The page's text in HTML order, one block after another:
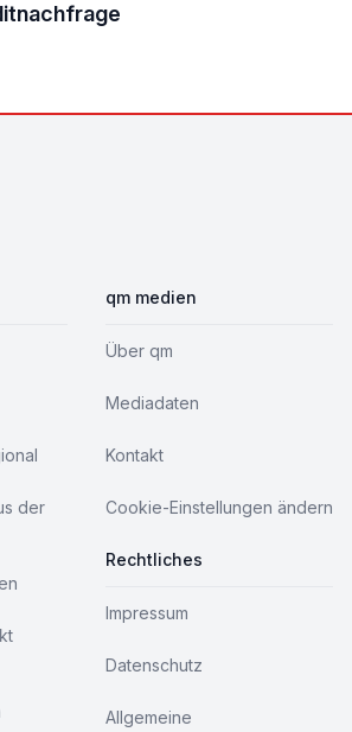
der
qm medien
Über qm
Mediadaten
Kontakt
Cookie-Einstellungen ändern
Rechtliches
Impressum
Datenschutz
Allgemeine